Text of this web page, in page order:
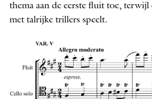
thema aan de eerste fluit toe, terwijl
met talrijke trillers speelt.